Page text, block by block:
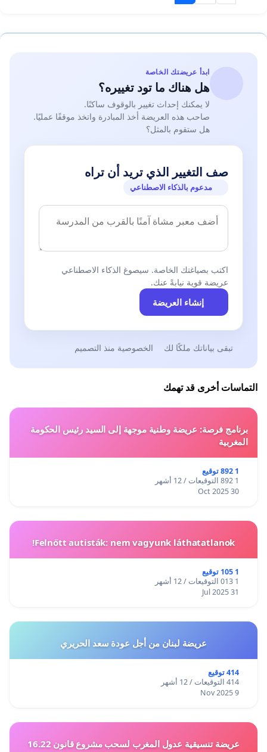
ابدأ عريضتك الخاصة
هل هناك ما تود تغييره؟
لا يمكنك إحداث تغيير بالوقوف ساكنًا.
صاحب هذه العريضة أخذ المبادرة واتخذ موقفًا عمليًا.
هل ستقوم بالمثل؟
صف التغيير الذي تريد أن تراه
مدعوم بالذكاء الاصطناعي
اكتب بصياغتك الخاصة. سيصوغ الذكاء الاصطناعي
عريضة قوية نيابةً عنك.
إنشاء العريضة
تبقى بياناتك ملكًا لك الخصوصية منذ التصميم
التماسات أخرى قد تهمك
برنامج فرصة: عريضة وطنية موجهة إلى السيد رئيس الحكومة
المغربية
1 892 توقيع
1 892 التوقيعات / 12 أشهر
30 Oct 2025
Felnőtt autisták: nem vagyunk láthatatlanok!
1 105 توقيع
1 013 التوقيعات / 12 أشهر
31 Jul 2025
عريضة لبنان من أجل عودة سعد الحريري
414 توقيع
414 التوقيعات / 12 أشهر
9 Nov 2025
عريضة تنسيقية عدول المغرب لسحب مشروع قانون 16.22